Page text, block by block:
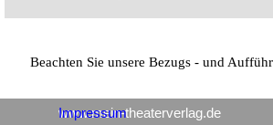
Beachten Sie unsere Bezugs - und
www.mein-theaterverlag.de
Impressum